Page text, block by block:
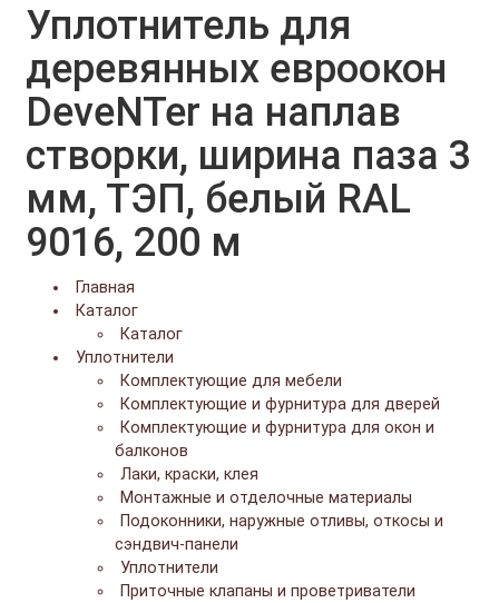
Уплотнитель для
деревянных евроокон
DeveNTer на наплав
створки, ширина паза 3
мм, ТЭП, белый RAL
9016, 200 м
Главная
Каталог
Каталог
Уплотнители
Комплектующие для мебели
Комплектующие и фурнитура для дверей
Комплектующие и фурнитура для окон и
балконов
Лаки, краски, клея
Монтажные и отделочные материалы
Подоконники, наружные отливы, откосы и
сэндвич-панели
Уплотнители
Приточные клапаны и проветриватели